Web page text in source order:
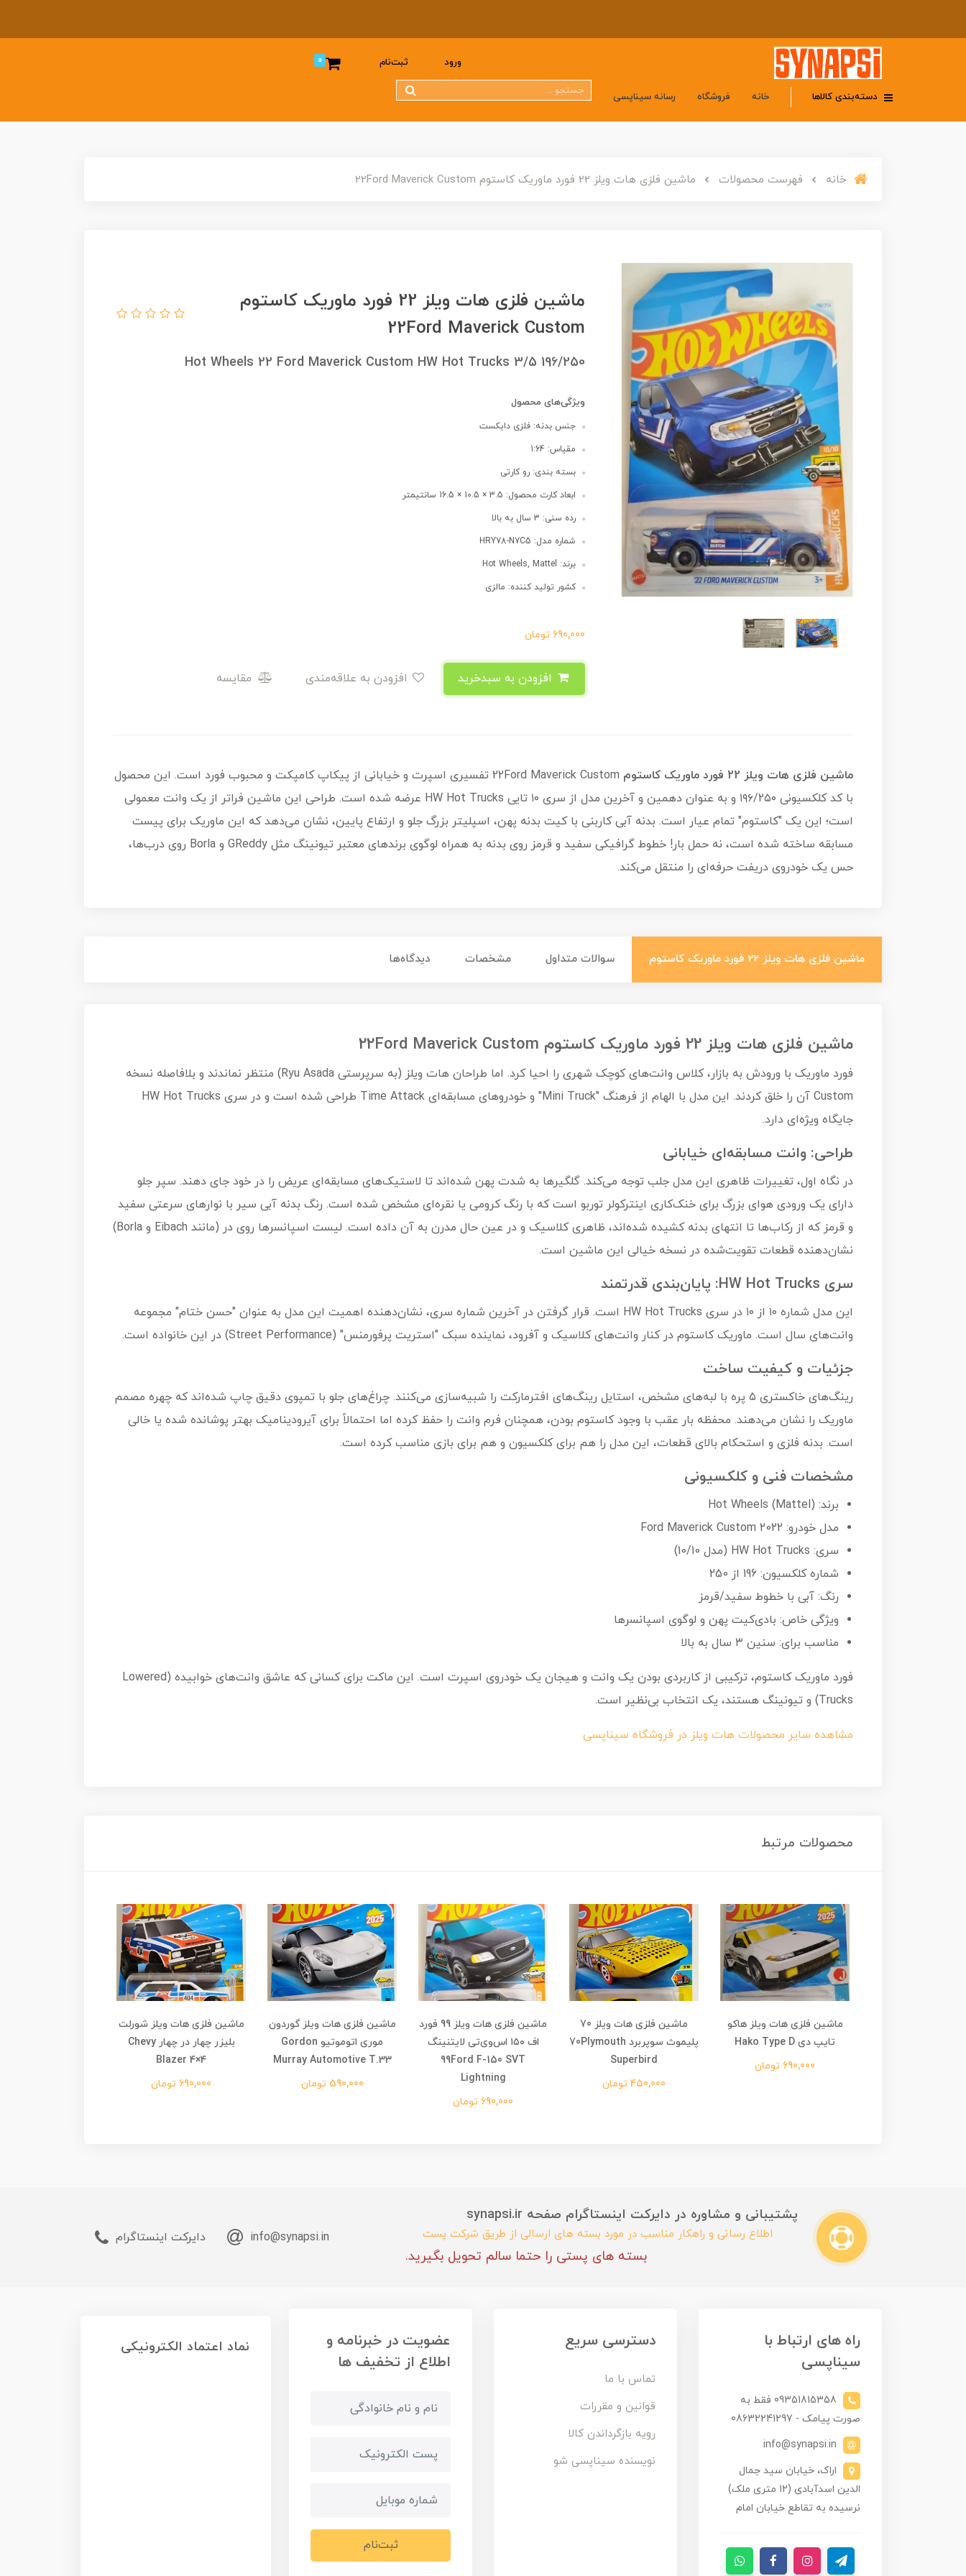
ورود ثبت‌نام 0
دسته‌بندی کالاها خانه فروشگاه رسانه سیناپسی
خانه فهرست محصولات ماشین فلزی هات ویلز 22 فورد ماوریک کاستوم 22Ford Maverick Custom
ماشین فلزی هات ویلز 22 فورد ماوریک کاستوم
22Ford Maverick Custom
Hot Wheels 22 Ford Maverick Custom HW Hot Trucks 3/5 196/250
ویژگی‌های محصول
جنس بدنه: فلزی دایکست
مقیاس: 1:64
بسته بندی: رو کارتی
ابعاد کارت محصول: 3.5 × 10.5 × 16.5 سانتیمتر
رده سنی: 3 سال به بالا
شماره مدل: HRY78-N7C5
برند: Hot Wheels, Mattel
کشور تولید کننده: مالزی
690,000 تومان
مقایسه
ماشین فلزی هات ویلز 22 فورد ماوریک کاستوم
22Ford Maverick Custom تفسیری اسپرت و خیابانی از پیکاپ کامپکت و محبوب فورد است. این محصول
با کد کلکسیونی ۱۹۶/۲۵۰ و به عنوان دهمین و آخرین مدل از سری ۱۰ تایی HW Hot Trucks عرضه شده است. طراحی این ماشین فراتر از یک وانت معمولی
است؛ این یک "کاستوم" تمام عیار است. بدنه آبی کاربنی با کیت بدنه پهن، اسپلیتر بزرگ جلو و ارتفاع پایین، نشان می‌دهد که این ماوریک برای پیست
مسابقه ساخته شده است، نه حمل بار! خطوط گرافیکی سفید و قرمز روی بدنه به همراه لوگوی برندهای معتبر تیونینگ مثل GReddy و Borla روی درب‌ها،
حس یک خودروی دریفت حرفه‌ای را منتقل می‌کند.
ماشین فلزی هات ویلز 22 فورد ماوریک کاستوم سوالات متداول مشخصات دیدگاه‌ها
ماشین فلزی هات ویلز 22 فورد ماوریک کاستوم 22Ford Maverick Custom
فورد ماوریک با ورودش به بازار، کلاس وانت‌های کوچک شهری را احیا کرد. اما طراحان هات ویلز (به سرپرستی Ryu Asada) منتظر نماندند و بلافاصله نسخه
Custom آن را خلق کردند. این مدل با الهام از فرهنگ "Mini Truck" و خودروهای مسابقه‌ای Time Attack طراحی شده است و در سری HW Hot Trucks
جایگاه ویژه‌ای دارد.
طراحی: وانت مسابقه‌ای خیابانی
در نگاه اول، تغییرات ظاهری این مدل جلب توجه می‌کند. گلگیرها به شدت پهن شده‌اند تا لاستیک‌های مسابقه‌ای عریض را در خود جای دهند. سپر جلو
دارای یک ورودی هوای بزرگ برای خنک‌کاری اینترکولر توربو است که با رنگ کرومی یا نقره‌ای مشخص شده است. رنگ بدنه آبی سیر با نوارهای سرعتی سفید
و قرمز که از رکاب‌ها تا انتهای بدنه کشیده شده‌اند، ظاهری کلاسیک و در عین حال مدرن به آن داده است. لیست اسپانسرها روی در (مانند Eibach و Borla)
نشان‌دهنده قطعات تقویت‌شده در نسخه خیالی این ماشین است.
سری HW Hot Trucks: پایان‌بندی قدرتمند
این مدل شماره ۱۰ از ۱۰ در سری HW Hot Trucks است. قرار گرفتن در آخرین شماره سری، نشان‌دهنده اهمیت این مدل به عنوان "حسن ختام" مجموعه
وانت‌های سال است. ماوریک کاستوم در کنار وانت‌های کلاسیک و آفرود، نماینده سبک "استریت پرفورمنس" (Street Performance) در این خانواده است.
جزئیات و کیفیت ساخت
رینگ‌های خاکستری ۵ پره با لبه‌های مشخص، استایل رینگ‌های افترمارکت را شبیه‌سازی می‌کنند. چراغ‌های جلو با تمپوی دقیق چاپ شده‌اند که چهره مصمم
ماوریک را نشان می‌دهند. محفظه بار عقب با وجود کاستوم بودن، همچنان فرم وانت را حفظ کرده اما احتمالاً برای آیرودینامیک بهتر پوشانده شده یا خالی
است. بدنه فلزی و استحکام بالای قطعات، این مدل را هم برای کلکسیون و هم برای بازی مناسب کرده است.
مشخصات فنی و کلکسیونی
برند: Hot Wheels (Mattel)
مدل خودرو: 2022 Ford Maverick Custom
سری: HW Hot Trucks (مدل 10/10)
شماره کلکسیون: 196 از 250
رنگ: آبی با خطوط سفید/قرمز
ویژگی خاص: بادی‌کیت پهن و لوگوی اسپانسرها
مناسب برای: سنین ۳ سال به بالا
فورد ماوریک کاستوم، ترکیبی از کاربردی بودن یک وانت و هیجان یک خودروی اسپرت است. این ماکت برای کسانی که عاشق وانت‌های خوابیده (Lowered
Trucks) و تیونینگ هستند، یک انتخاب بی‌نظیر است.
مشاهده سایر محصولات هات ویلز در فروشگاه سیناپسی
محصولات مرتبط
ماشین فلزی هات ویلز هاکو
تایپ دی Hako Type D
690,000 تومان
ماشین فلزی هات ویلز 70
پلیموث سوپربرد 70Plymouth
Superbird
450,000 تومان
ماشین فلزی هات ویلز 99 فورد
اف ۱۵۰ اس‌وی‌تی لایتنینگ
99Ford F-150 SVT
Lightning
690,000 تومان
ماشین فلزی هات ویلز گوردون
موری اتوموتیو Gordon
Murray Automotive T.33
590,000 تومان
ماشین فلزی هات ویلز شورلت
بلیزر چهار در چهار Chevy
Blazer 4×4
690,000 تومان
پشتیبانی و مشاوره در دایرکت اینستاگرام صفحه synapsi.ir
اطلاع رسانی و راهکار مناسب در مورد بسته های ارسالی از طریق شرکت پست
بسته های پستی را حتما سالم تحویل بگیرید.
info@synapsi.in دایرکت اینستاگرام
راه های ارتباط با
سیناپسی
09351815358 فقط به
صورت پیامک - 08632241297
info@synapsi.in
اراک، خیابان سید جمال
الدین اسدآبادی (12 متری ملک)
نرسیده به تقاطع خیابان امام
دسترسی سریع
تماس با ما
قوانین و مقررات
رویه بازگرداندن کالا
نویسنده سیناپسی شو
عضویت در خبرنامه و
اطلاع از تخفیف ها
ثبت‌نام
نماد اعتماد الکترونیکی